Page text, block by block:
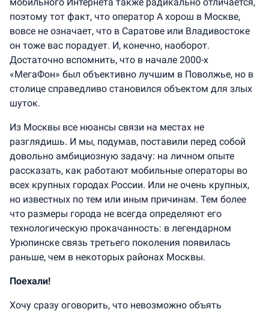
поэтому тот факт, что оператор А хорош в Москве,
вовсе не означает, что в Саратове или Владивостоке
он тоже вас порадует. И, конечно, наоборот.
Достаточно вспомнить, что в начале 2000-х
«МегаФон» был объективно лучшим в Поволжье, но в
столице справедливо становился объектом для злых
шуток.
Из Москвы все нюансы связи на местах не
разглядишь. И мы, подумав, поставили перед собой
довольно амбициозную задачу: на личном опыте
рассказать, как работают мобильные операторы во
всех крупных городах России. Или не очень крупных,
но известных по тем или иным причинам. Тем более
что размеры города не всегда определяют его
технологическую прокачанность: в легендарном
Урюпинске связь третьего поколения появилась
раньше, чем в некоторых районах Москвы.
Поехали!
Хочу сразу оговорить, что невозможно объять